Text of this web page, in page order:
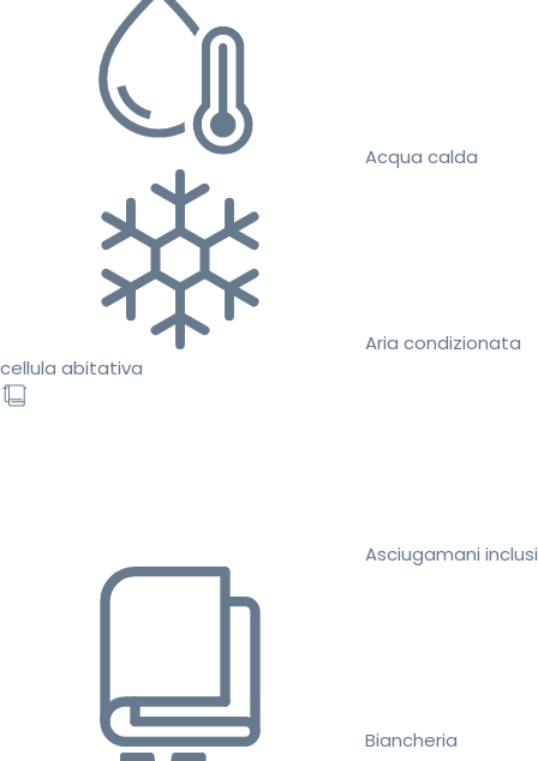
Acqua calda
Aria condizionata
cellula abitativa
Asciugamani inclusi
Biancheria